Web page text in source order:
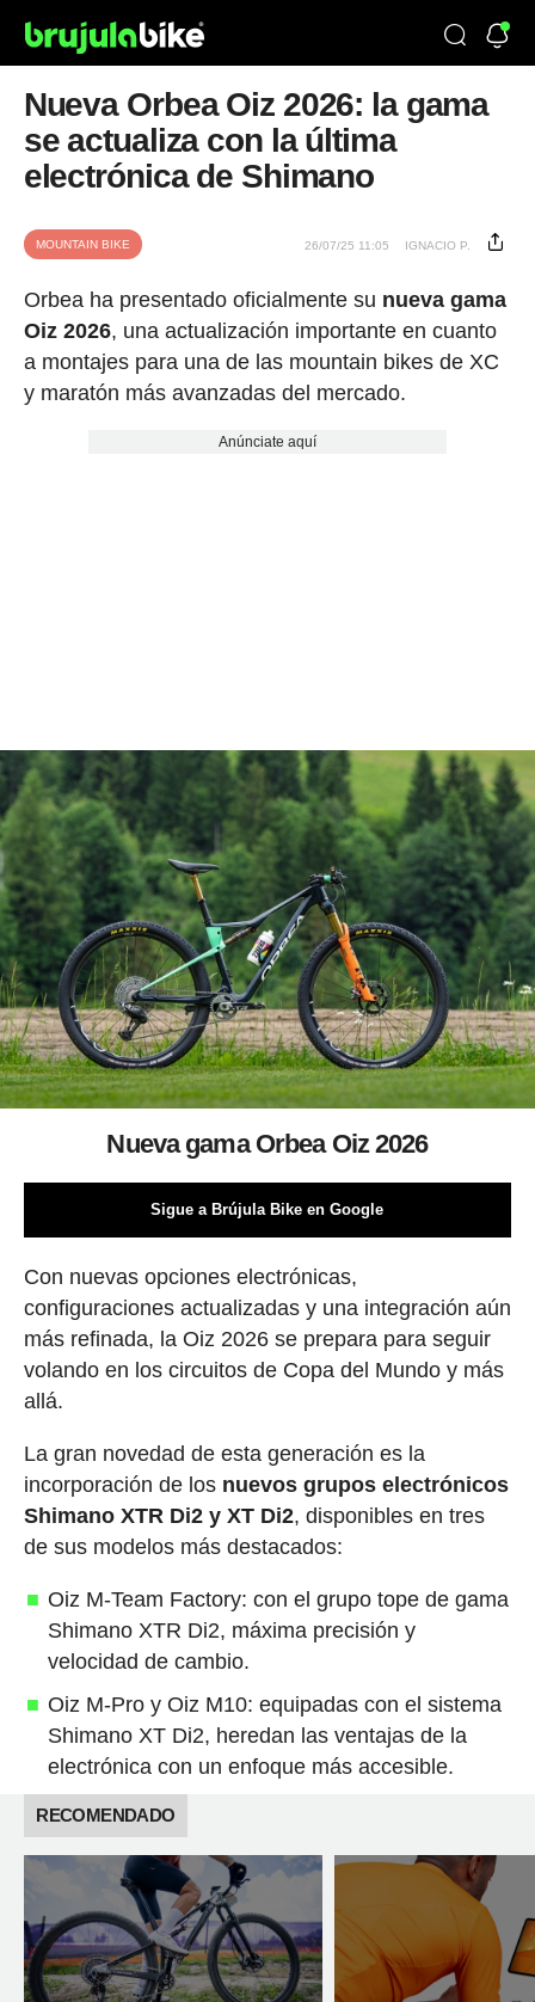
Nueva Orbea Oiz 2026: la gama
se actualiza con la última
electrónica de Shimano
MOUNTAIN BIKE 26/07/25 11:05 IGNACIO P.
Orbea ha presentado oficialmente su nueva gama
Oiz 2026, una actualización importante en cuanto
a montajes para una de las mountain bikes de XC
y maratón más avanzadas del mercado.
Anúnciate aquí
Nueva gama Orbea Oiz 2026
Sigue a Brújula Bike en Google
Con nuevas opciones electrónicas,
configuraciones actualizadas y una integración aún
más refinada, la Oiz 2026 se prepara para seguir
volando en los circuitos de Copa del Mundo y más
allá.
La gran novedad de esta generación es la
incorporación de los nuevos grupos electrónicos
Shimano XTR Di2 y XT Di2, disponibles en tres
de sus modelos más destacados:
Oiz M-Team Factory: con el grupo tope de gama
Shimano XTR Di2, máxima precisión y
velocidad de cambio.
Oiz M-Pro y Oiz M10: equipadas con el sistema
Shimano XT Di2, heredan las ventajas de la
electrónica con un enfoque más accesible.
RECOMENDADO